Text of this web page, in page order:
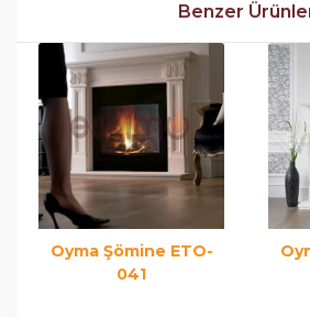
Benzer
Oyma Şömine ETO-
041